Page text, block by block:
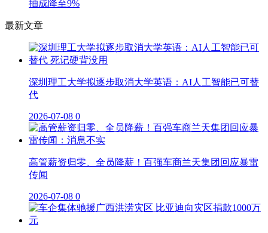
抽成降至9%
最新文章
深圳理工大学拟逐步取消大学英语：AI人工智能已可替
代
2026-07-08 0
高管薪资归零、全员降薪！百强车商兰天集团回应暴雷
传闻
2026-07-08 0